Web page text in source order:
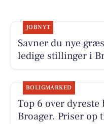
JOBNYT
Savner du nye
ledige stillinger i
BOLIGMARKED
Top 6 over
Broager. Priser op